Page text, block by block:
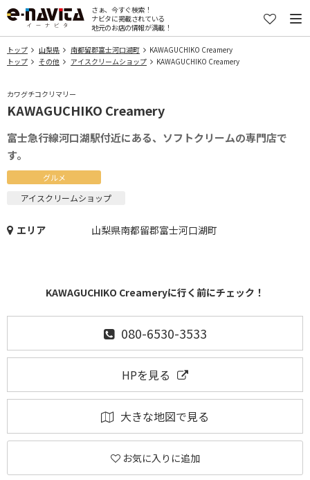
さぁ、今すぐ検索！
ナビタに掲載されている
地元のお店の情報が満載！
トップ 山梨県 南都留郡富士河口湖町
KAWAGUCHIKO Creamery
トップ
その他 アイスクリームショップ KAWAGUCHIKO Creamery
カワグチコクリマリー
KAWAGUCHIKO Creamery
富士急行線河口湖駅付近にある、ソフトクリームの専門店で
す。
グルメ
アイスクリームショップ
エリア 山梨県南都留郡富士河口湖町
KAWAGUCHIKO Creameryに行く前にチェック！
080-6530-3533
HPを見る
大きな地図で見る
お気に入りに追加